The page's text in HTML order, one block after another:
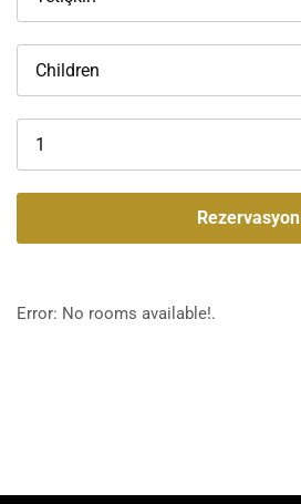
Rezervasyon
Error: No rooms available!.